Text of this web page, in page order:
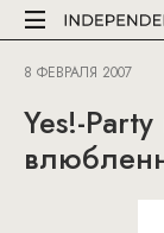
8 ФЕВРАЛЯ 2007
Yes!-